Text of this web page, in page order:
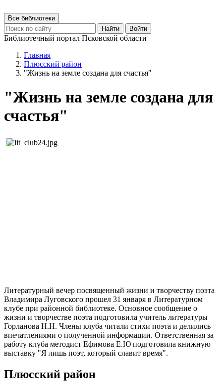
Все библиотеки
Найти
Войти
Библиотечный портал Псковской области
Главная
Плюсский район
"Жизнь на земле создана для счастья"
"Жизнь на земле создана для
счастья"
Литературный вечер посвященный жизни и творчеству поэта
Владимира Луговского прошел 31 января в Литературном
клубе при районной библиотеке. Основное сообщение о
жизни и творчестве поэта подготовила учитель литературы
Горланова Н.Н. Члены клуба читали стихи поэта и делились
впечатлениями о полученной информации. Ответственная за
работу клуба методист Ефимова Е.Ю подготовила книжную
выставку "Я лишь поэт, который славит время".
Плюсский район